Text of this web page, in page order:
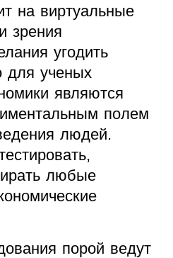
на виртуальные
зрения
угодить
для ученых
являются
полем
людей.
любые
порой ведут